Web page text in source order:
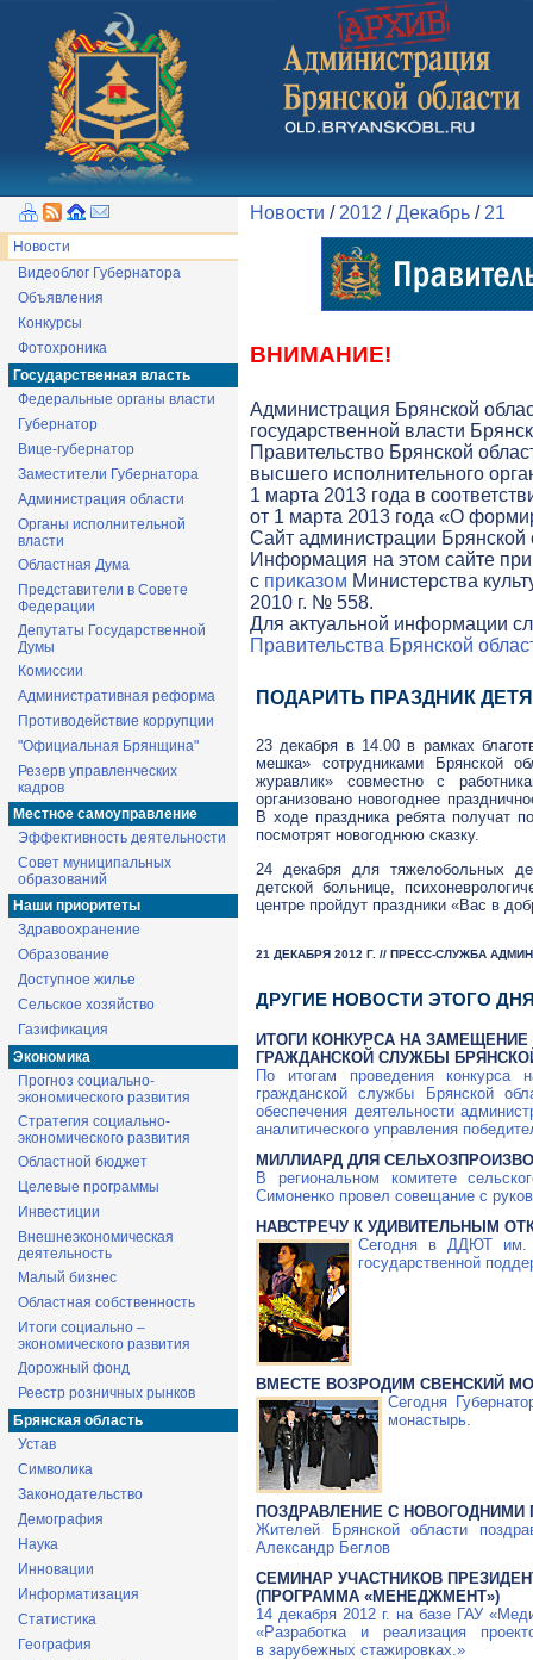
Новости
Видеоблог Губернатора
Объявления
Конкурсы
Фотохроника
Государственная власть
Федеральные органы власти
Губернатор
Вице-губернатор
Заместители Губернатора
Администрация области
Органы исполнительной
власти
Областная Дума
Представители в Совете
Федерации
Депутаты Государственной
Думы
Комиссии
Административная реформа
Противодействие коррупции
"Официальная Брянщина"
Резерв управленческих
кадров
Местное самоуправление
Эффективность деятельности
Совет муниципальных
образований
Наши приоритеты
Здравоохранение
Образование
Доступное жилье
Сельское хозяйство
Газификация
Экономика
Прогноз социально-
экономического развития
Стратегия социально-
экономического развития
Областной бюджет
Целевые программы
Инвестиции
Внешнеэкономическая
деятельность
Малый бизнес
Областная собственность
Итоги социально –
экономического развития
Дорожный фонд
Реестр розничных рынков
Брянская область
Устав
Символика
Законодательство
Демография
Наука
Инновации
Информатизация
Статистика
География
Новости / 2012 /Декабрь / 21
ВНИМАНИЕ!
Администрация Брянской
государственной власти
Правительство Брянской
высшего исполнительного
1 марта 2013 года в
от 1 марта 2013 года «О
Cайт администрации Брянской
Информация на этом сайте
с приказом Министерства
2010 г. № 558.
Для актуальной информации
Правительства Брянской
ПОДАРИТЬ ПРАЗДНИК
23 декабря в 14.00 в рамках
мешка» сотрудниками Брянской
журавлик» совместно с
организовано новогоднее
В ходе праздника ребята получат
посмотрят новогоднюю сказку.
24 декабря для тяжелобольных
детской больнице,
центре пройдут праздники «Вас в
21 ДЕКАБРЯ 2012 Г. // ПРЕСС-СЛУЖБА
ДРУГИЕ НОВОСТИ ЭТОГО
ИТОГИ КОНКУРСА НА
ГРАЖДАНСКОЙ СЛУЖБЫ
По итогам проведения конкурса
гражданской службы Брянской
обеспечения деятельности
аналитического управления
МИЛЛИАРД ДЛЯ
В региональном комитете
Симоненко провел совещание с
НАВСТРЕЧУ К УДИВИТЕЛЬНЫМ
Сегодня в ДДЮТ им.
государственной
ВМЕСТЕ ВОЗРОДИМ СВЕНСКИЙ
Сегодня
монастырь.
ПОЗДРАВЛЕНИЕ С НОВОГОДНИМИ
Жителей Брянской области
Александр Беглов
СЕМИНАР УЧАСТНИКОВ
(ПРОГРАММА «МЕНЕДЖМЕНТ»)
14 декабря 2012 г. на базе ГАУ
«Разработка и реализация
в зарубежных стажировках.»